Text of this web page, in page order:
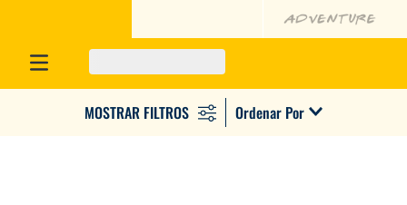
Ordenar Por